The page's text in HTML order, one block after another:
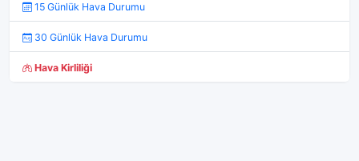
15 Günlük Hava Durumu
30 Günlük Hava Durumu
Hava Kirliliği